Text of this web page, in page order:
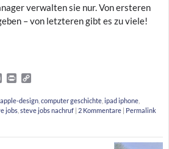
verwalten sie nur. Von ersteren
– von letzteren gibt es zu viele!
E
a
i
l
P
n
t
p
y
L
n
apple-design computer geschichte ipad iphone
jobs steve jobs nachruf | 2 Kommentare | Permalink